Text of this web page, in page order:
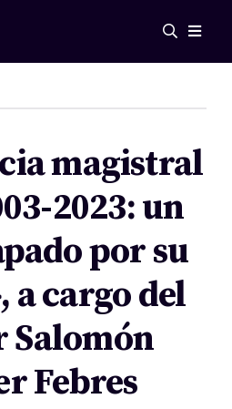
magistral
2023: un
por su
a cargo del
Salomón
Febres